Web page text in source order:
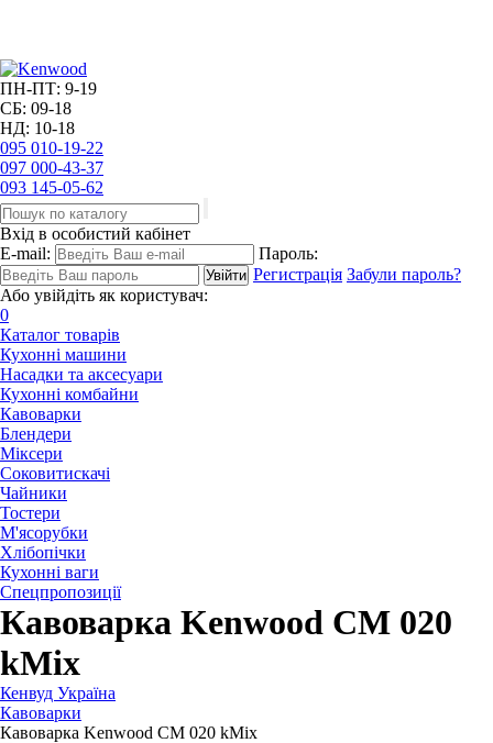
ПН-ПТ: 9-19
СБ: 09-18
НД: 10-18
095 010-19-22
097 000-43-37
093 145-05-62
Вхід в особистий кабінет
E-mail:
Пароль:
Регистрація Забули пароль?
Або увійдіть як користувач:
0
Каталог товарів
Кухонні машини
Насадки та аксесуари
Кухонні комбайни
Кавоварки
Блендери
Міксери
Соковитискачі
Чайники
Тостери
М'ясорубки
Хлібопічки
Кухонні ваги
Спецпропозиції
Кавоварка Kenwood CM 020
kMix
Кенвуд Україна
Кавоварки
Кавоварка Kenwood CM 020 kMix